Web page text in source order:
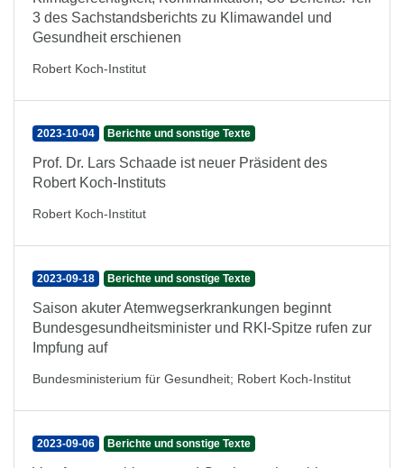
3 des Sachstandsberichts zu Klimawandel und
Gesundheit erschienen
Robert Koch-Institut
2023-10-04 Berichte und sonstige Texte
Prof. Dr. Lars Schaade ist neuer Präsident des
Robert Koch-Instituts
Robert Koch-Institut
2023-09-18 Berichte und sonstige Texte
Saison akuter Atemwegserkrankungen beginnt
Bundesgesundheitsminister und RKI-Spitze rufen zur
Impfung auf
Bundesministerium für Gesundheit; Robert Koch-Institut
2023-09-06 Berichte und sonstige Texte